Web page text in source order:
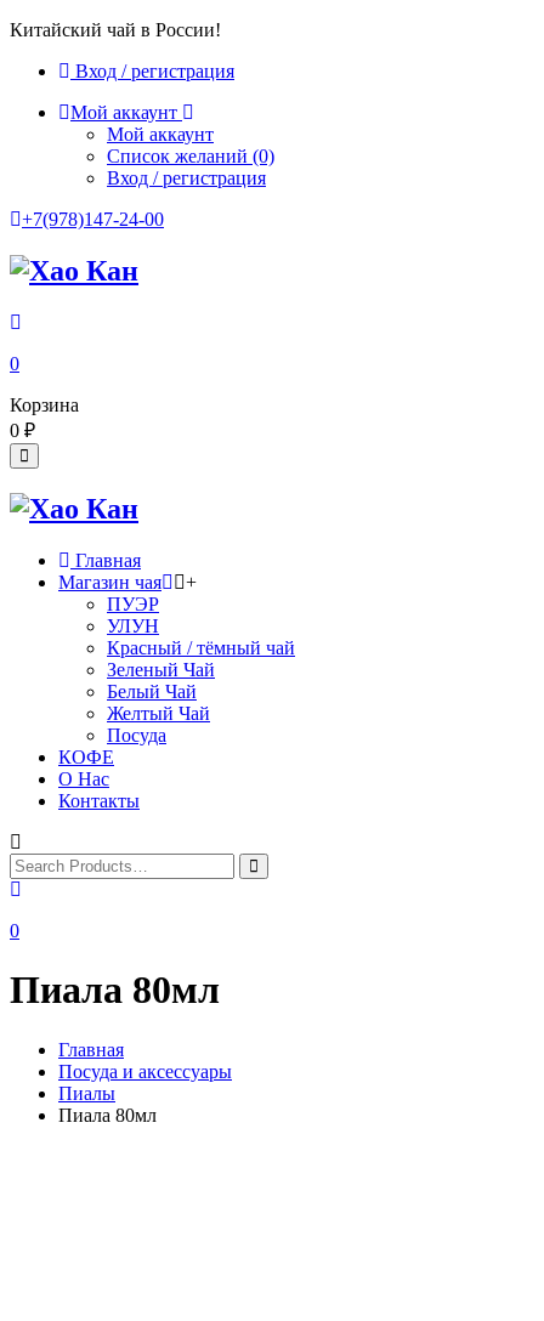
Китайский чай в России!
Вход / регистрация
Мой аккаунт
Мой аккаунт
Список желаний (0)
Вход / регистрация
+7(978)147-24-00
0
Корзина
0 ₽
Главная
Магазин чая
+
ПУЭР
УЛУН
Красный / тёмный чай
Зеленый Чай
Белый Чай
Желтый Чай
Посуда
КОФЕ
О Нас
Контакты
0
Пиала 80мл
Главная
Посуда и аксессуары
Пиалы
Пиала 80мл